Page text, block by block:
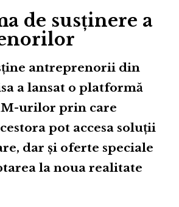
de susținere a
antreprenorii din
a lansat o platformă
urilor prin care
pot accesa soluții
dar și oferte speciale
la noua realitate